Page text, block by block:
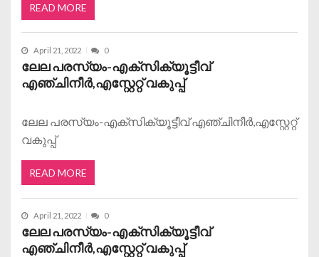
READ MORE
April 21, 2022 0
ലേല പരസ്യം-എക്‌സിക്യൂട്ടീവ്
എഞ്ചിനീർ,എസ്റ്റേറ്റ് വകുപ്പ്
ലേല പരസ്യം-എക്‌സിക്യൂട്ടീവ് എഞ്ചിനീർ,എസ്റ്റേറ്റ്
വകുപ്പ്
READ MORE
April 21, 2022 0
ലേല പരസ്യം-എക്‌സിക്യൂട്ടീവ്
എഞ്ചിനീർ,എസ്റ്റേറ്റ് വകുപ്പ്